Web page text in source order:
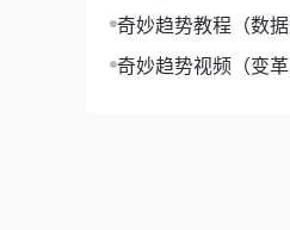
3. 个性化
留一图应用）
奇妙趋势教程（数
化）
奇妙趋势视频（变